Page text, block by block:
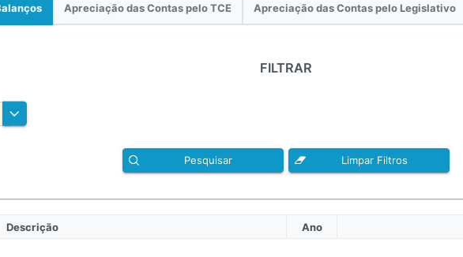
Apreciação das Contas pelo TCE Apreciação das Contas pelo Legislativo
FILTRAR
Pesquisar Limpar Filtros
Descrição
Ano